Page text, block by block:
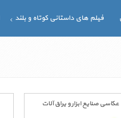
فیلم های داستانی کوتاه و بلند
عکاسی صنایع ابزار و یراق آلات